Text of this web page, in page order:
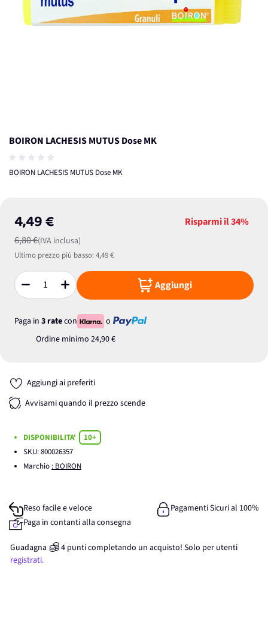
BOIRON LACHESIS MUTUS Dose MK
BOIRON LACHESIS MUTUS Dose MK
4,49 €
6,80 €(IVA inclusa)
Risparmi il34%
Ultimo prezzo più basso:4,49 €
Quantità Aggiungi
Paga in 3 ratecon
o
Ordine minimo 24,90 €
Aggiungi ai preferiti
Avvisami quando il prezzo scende
DISPONIBILITA'
10+
SKU:800026357
Marchio : BOIRON
Reso facile e veloce
Pagamenti Sicuri al 100%
Paga in contanti alla consegna
Guadagna 4 punticompletando un acquisto! Solo per utenti
registrati.